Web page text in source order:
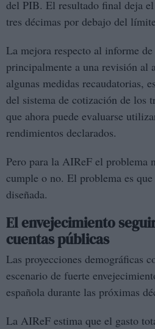
del PIB. El resultado final deja
tres décimas por debajo del
La mejora respecto al informe de
principalmente a una revisión al
algunas medidas recaudatorias,
del sistema de cotización de los
que ahora puede evaluarse
rendimientos declarados.
Pero para la AIReF el problema
cumple o no. El problema es
diseñada.
El envejecimiento
cuentas públicas
Las proyecciones demográficas
escenario de fuerte
española durante las próximas
La AIReF estima que el gasto